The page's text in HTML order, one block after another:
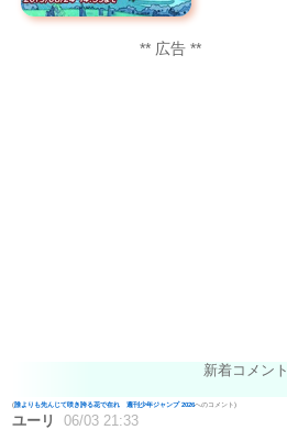
** 広告 **
新着コメント
(誰よりも先んじて咲き誇る花で在れ 週刊少年ジャンプ 2026へのコメント)
ユーリ 06/03 21:33